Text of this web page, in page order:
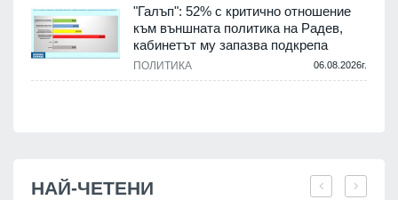
"Галъп": 52% с критично отношение
към външната политика на Радев,
кабинетът му запазва подкрепа
ПОЛИТИКА 06.08.2026г.
НАЙ-ЧЕТЕНИ